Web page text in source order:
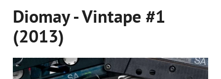
Diomay - Vintape #1
(2013)